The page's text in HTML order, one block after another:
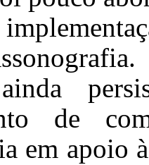
ainda
de
em apoio